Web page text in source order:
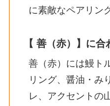
に素敵なペアリン
【 善（赤）】に合
善（赤）には鰻ト
リング、醤油・み
レ、アクセントの